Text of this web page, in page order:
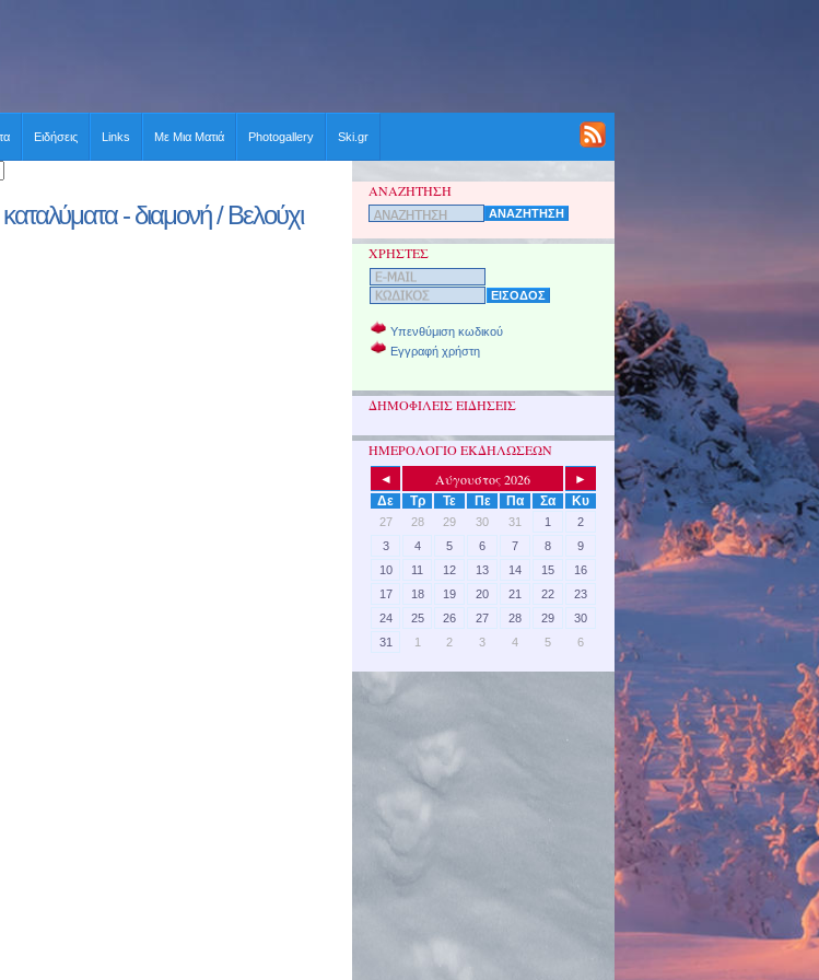
Ειδήσεις Links Με Μια Ματιά Photogallery Ski.gr
- διαμονή / Βελούχι
ΑΝΑΖΗΤΗΣΗ
ΧΡΗΣΤΕΣ
Υπενθύμιση κωδικού
Εγγραφή χρήστη
ΔΗΜΟΦΙΛΕΙΣ ΕΙΔΗΣΕΙΣ
ΗΜΕΡΟΛΟΓΙΟ ΕΚΔΗΛΩΣΕΩΝ
◄ Αύγουστος 2026
►
Δε
Τρ Τε Πε Πα Σα Κυ
27 28 29 30 31 1
2
3
4 5 6 7 8
9
10
11 12 13 14 15
16
17
18 19 20 21 22
23
24
25 26 27 28 29
30
31
1 2 3 4 5 6